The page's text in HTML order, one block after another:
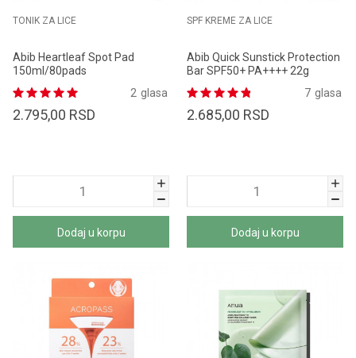
TONIK ZA LICE
Abib Heartleaf Spot Pad
150ml/80pads
glasa
2
2.795,00 RSD
Dodaj u korpu
SPF KREME ZA LICE
Abib Quick Sunstick Protection
Bar SPF50+ PA++++ 22g
glasa
7
2.685,00 RSD
Dodaj u korpu